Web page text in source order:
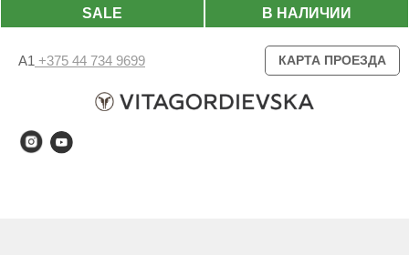
В НАЛИЧИИ
SALE
А1 +375 44 734 9699 КАРТА ПРОЕЗДА